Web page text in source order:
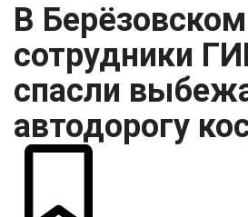
В
сотрудники
спасли
автодорогу